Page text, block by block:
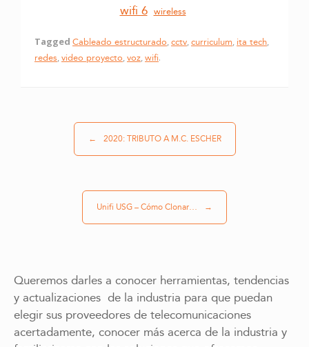
wifi 6 wireless
Tagged Cableado estructurado,cctv,curriculum,ita tech,
redes,video proyecto,voz,wifi.
← 2020: TRIBUTO A M.C. ESCHER
Unifi USG – Cómo Clonar… →
Queremos darles a conocer herramientas, tendencias
y actualizaciones de la industria para que puedan
elegir sus proveedores de telecomunicaciones
acertadamente, conocer más acerca de la industria y